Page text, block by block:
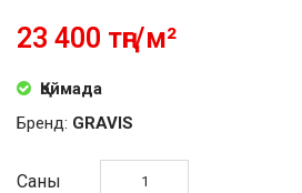
23 400 тңг/м²
Қоймада
Бренд: GRAVIS
Саны